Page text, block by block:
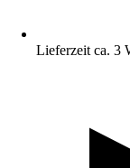
Lieferzeit ca. 3